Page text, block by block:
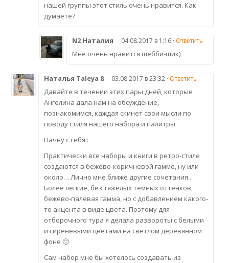
нашей группы этот стиль очень нравится. Как
думаете?
N2 Наталия 04.08.2017 в 1:16 · Ответить
Мне очень нравится шебби-шик)
Наталья Taleya 8 03.08.2017 в 23:32 · Ответить
Давайте в течении этих пары дней, которые
Ангелина дала нам на обсуждение,
познакомимся, каждая скинет свои мысли по
поводу стиля нашего набора и палитры.
Начну с себя :
Практически все наборы и книги в ретро-стиле
создаются в бежево-коричневой гамме, ну или
около… Лично мне ближе другие сочетания..
Более легкие, без тяжелых темных оттенков,
бежево-палевая гамма, но с добавлением какого-
то акцента в виде цвета. Поэтому для
отборочного тура я делала развороты с белыми
и сиреневыми цветами на светлом деревянном
фоне 🙂
Сам набор мне бы хотелось создавать из